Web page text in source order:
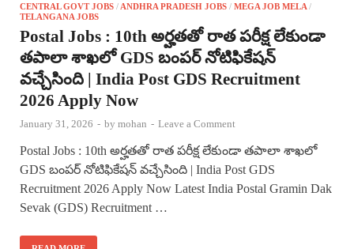
CENTRAL GOVT JOBS / ANDHRA PRADESH JOBS / MEGA JOB MELA /
TELANGANA JOBS
Postal Jobs : 10th అర్హతతో రాత పరీక్ష లేకుండా
తపాలా శాఖలో GDS బంపర్ నోటిఫికేషన్
వచ్చేసింది | India Post GDS Recruitment
2026 Apply Now
January 31, 2026 - by mohan - Leave a Comment
Postal Jobs : 10th అర్హతతో రాత పరీక్ష లేకుండా తపాలా శాఖలో
GDS బంపర్ నోటిఫికేషన్ వచ్చేసింది | India Post GDS
Recruitment 2026 Apply Now Latest India Postal Gramin Dak
Sevak (GDS) Recruitment …